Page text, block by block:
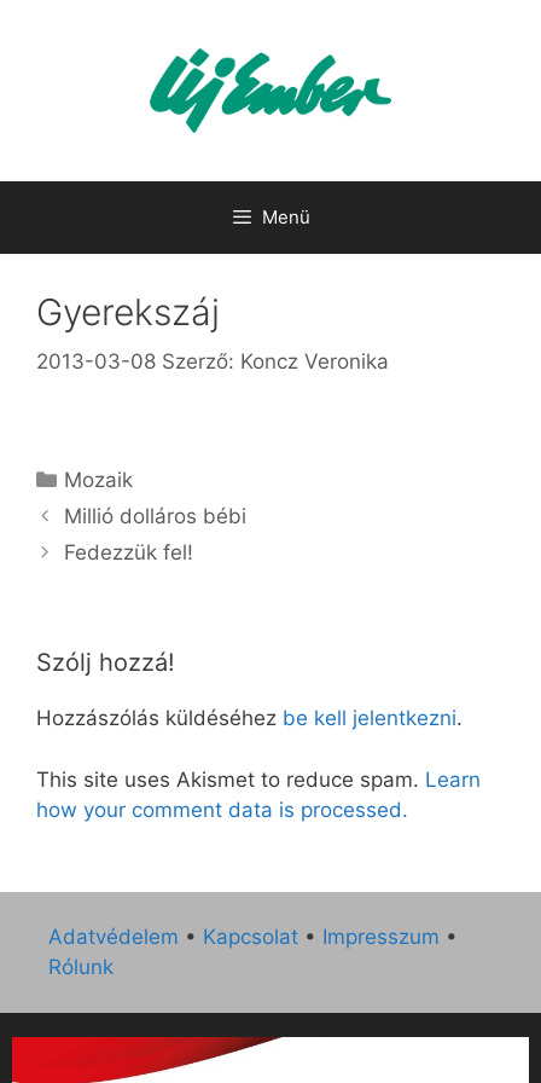
Menü
Gyerekszáj
2013-03-08 Szerző: Koncz Veronika
Kategória
Mozaik
Millió dolláros bébi
Fedezzük fel!
Szólj hozzá!
Hozzászólás küldéséhez be kell jelentkezni.
This site uses Akismet to reduce spam. Learn
how your comment data is processed.
Adatvédelem • Kapcsolat • Impresszum •
Rólunk